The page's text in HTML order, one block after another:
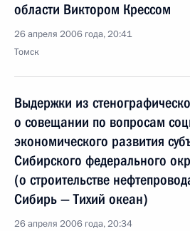
области Виктором Крессом
26 апреля 2006 года, 20:41
Томск
Выдержки из
о совещании по вопросам
экономического развития
Сибирского федерального
(о строительстве
Сибирь — Тихий океан)
26 апреля 2006 года, 20:34